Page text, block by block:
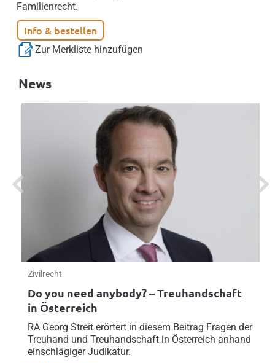
Familienrecht.
Info & bestellen
Zur Merkliste hinzufügen
News
Previous Next
Zivilrecht
Do you need anybody? – Treuhandschaft
in Österreich
RA Georg Streit erörtert in diesem Beitrag Fragen der
Treuhand und Treuhandschaft in Österreich anhand
einschlägiger Judikatur.